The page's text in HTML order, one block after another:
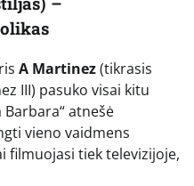
A Martinez(tikrasis
III) pasuko visai kitu
atnešė
vieno vaidmens
filmuojasi tiek televizijoje,